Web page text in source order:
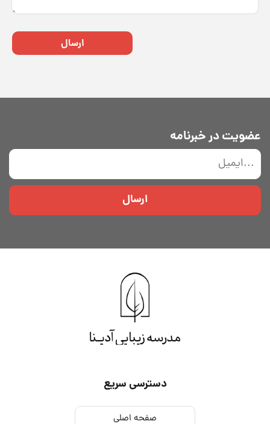
ارسال
عضویت در خبرنامه
ارسال
دسترسی سریع
صفحه اصلی